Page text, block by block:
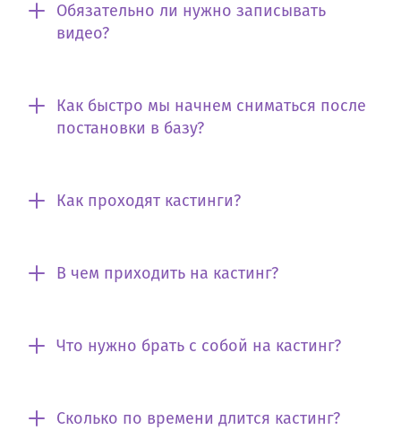
Обязательно ли нужно записывать
видео?
Как быстро мы начнем сниматься после
постановки в базу?
Как проходят кастинги?
В чем приходить на кастинг?
Что нужно брать с собой на кастинг?
Сколько по времени длится кастинг?